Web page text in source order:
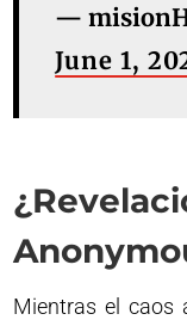
—
June 1,
Mientras el caos